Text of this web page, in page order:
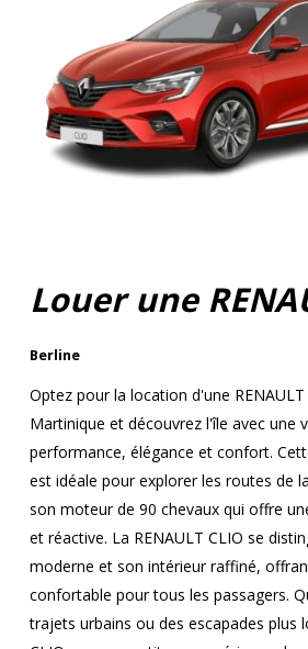
Louer une
Berline
Optez pour la location d'une RENAULT
Martinique et découvrez l'île avec une
performance, élégance et confort.
est idéale pour explorer les routes de
son moteur de 90 chevaux qui offre
et réactive. La RENAULT CLIO se
moderne et son intérieur raffiné,
confortable pour tous les passagers.
trajets urbains ou des escapades plus